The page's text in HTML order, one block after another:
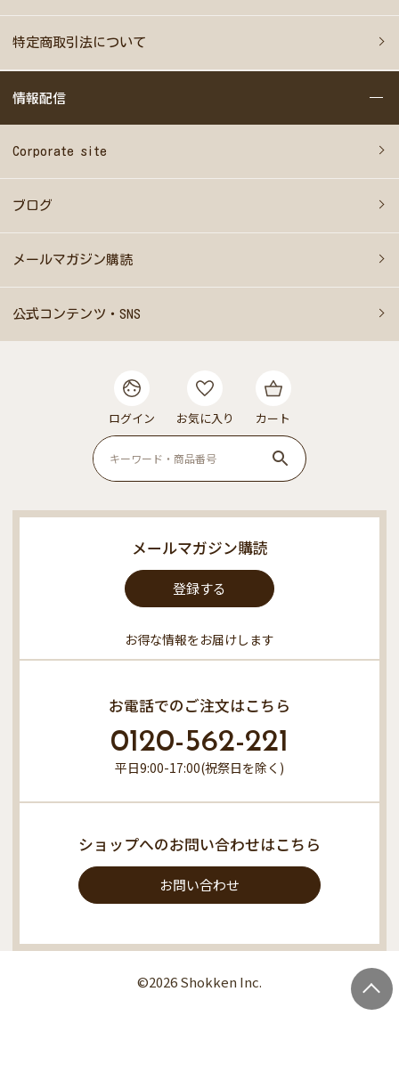
特定商取引法について
情報配信
Corporate site
ブログ
メールマガジン購読
公式コンテンツ・SNS
ログイン お気に入り カート
メールマガジン購読
登録する
お得な情報をお届けします
お電話でのご注文はこちら
0120-562-221
平日9:00-17:00(祝祭日を除く)
ショップへのお問い合わせはこちら
お問い合わせ
©2026 Shokken Inc.